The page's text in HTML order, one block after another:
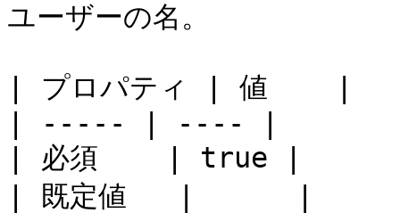
ユーザーの名。
| プロパティ | 値    |
| ----- | ---- |
| 必須    | true |
| 既定値   |      |